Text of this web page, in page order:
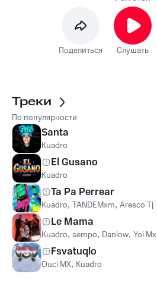
Поделиться Слушать
Треки
По популярности
Santa
Kuadro
El Gusano
Kuadro
Ta Pa Perrear
Kuadro, TANDEMxm, Aresco Tj
Le Mama
Kuadro, sempo, Daniow, Yoi Mx
Fsvatuqlo
Ouci MX, Kuadro